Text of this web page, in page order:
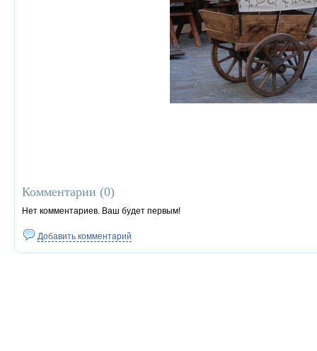
Комментарии (0)
Нет комментариев. Ваш будет первым!
Добавить комментарий